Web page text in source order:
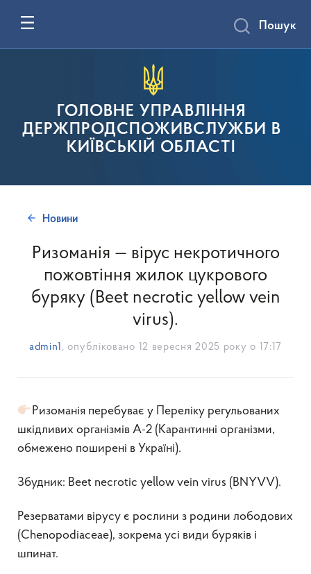
ГОЛОВНЕ УПРАВЛІННЯ
ДЕРЖПРОДСПОЖИВСЛУЖБИ В
КИЇВСЬКІЙ ОБЛАСТІ
Пошук
Новини
Ризоманія — вірус некротичного
пожовтіння жилок цукрового
буряку (Beet necrotic yellow vein
virus).
admin1 , опубліковано 12 вересня 2025 року о 17:17
Ризоманія перебуває у Переліку регульованих
шкідливих організмів А-2 (Карантинні організми,
обмежено поширені в Україні).
Збудник: Beet necrotic yellow vein virus (BNYVV).
Резерватами вірусу є рослини з родини лободових
(Chenopodiaceae), зокрема усі види буряків і
шпинат.